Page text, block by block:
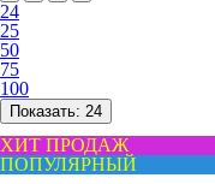
24
25
50
75
100
Показать: 24
ХИТ ПРОДАЖ
ПОПУЛЯРНЫЙ